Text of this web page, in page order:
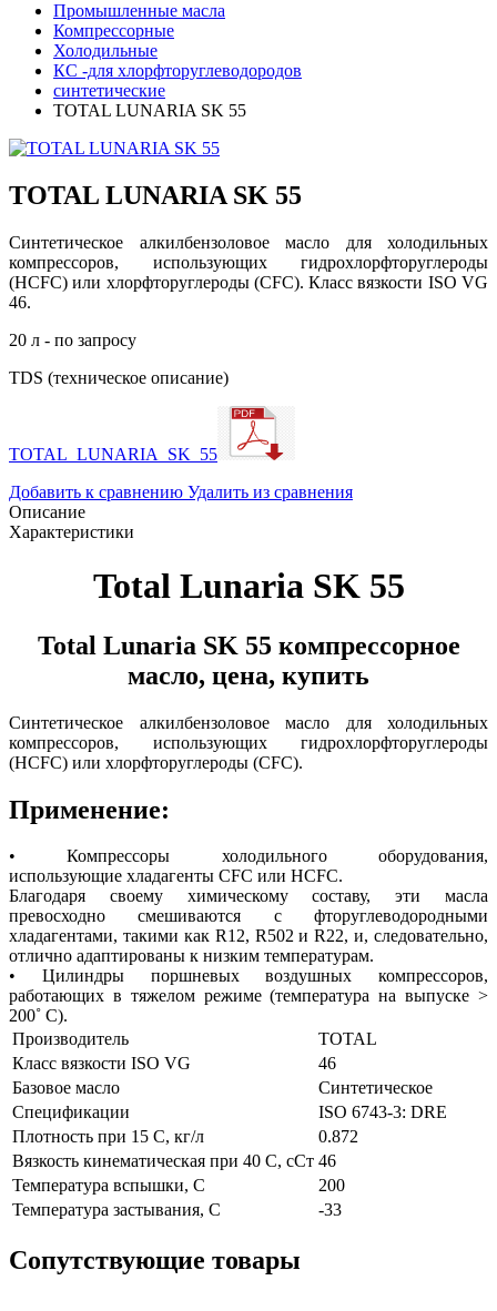
Промышленные масла
Компрессорные
Холодильные
КС -для хлорфторуглеводородов
синтетические
TOTAL LUNARIA SK 55
TOTAL LUNARIA SK 55
Синтетическое алкилбензоловое масло для холодильных
компрессоров, использующих гидрохлорфторуглероды
(HCFC) или хлорфторуглероды (CFC). Класс вязкости ISO VG
46.
20 л - по запросу
TDS (техническое описание)
TOTAL_LUNARIA_SK_55
Добавить к сравнению Удалить из сравнения
Описание
Характеристики
Total Lunaria SK 55
Total Lunaria SK 55 компрессорное
масло, цена, купить
Синтетическое алкилбензоловое масло для холодильных
компрессоров, использующих гидрохлорфторуглероды
(HCFC) или хлорфторуглероды (CFC).
Применение:
• Компрессоры холодильного оборудования,
использующие хладагенты CFC или HCFC.
Благодаря своему химическому составу, эти масла
превосходно смешиваются с фторуглеводородными
хладагентами, такими как R12, R502 и R22, и, следовательно,
отлично адаптированы к низким температурам.
• Цилиндры поршневых воздушных компрессоров,
работающих в тяжелом режиме (температура на выпуске >
200˚ C).
Производитель
TOTAL
Класс вязкости ISO VG
46
Базовое масло
Синтетическое
Спецификации
ISO 6743-3: DRE
Плотность при 15 С, кг/л
0.872
Вязкость кинематическая при 40 С, сСт 46
Температура вспышки, С
200
Температура застывания, С
-33
Сопутствующие товары